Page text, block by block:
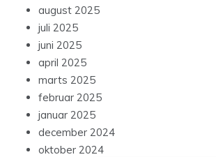
august 2025
juli 2025
juni 2025
april 2025
marts 2025
februar 2025
januar 2025
december 2024
oktober 2024